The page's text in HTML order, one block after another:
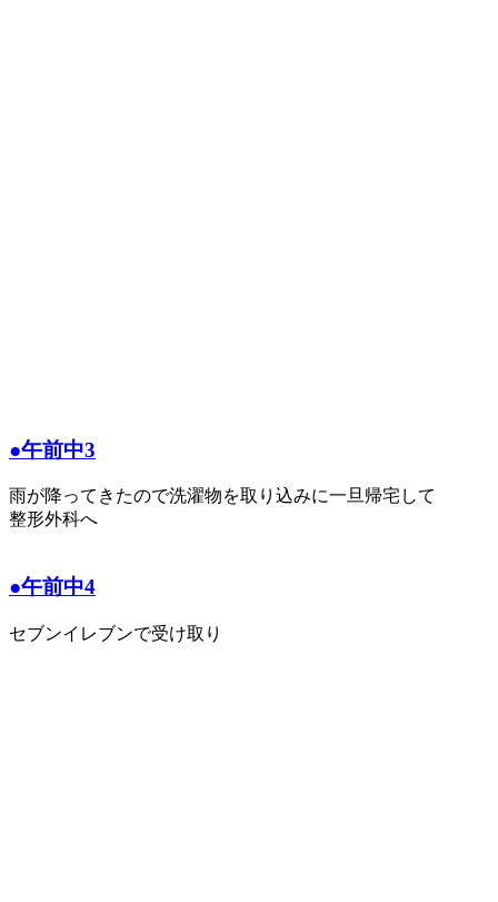
●午前中3
雨が降ってきたので洗濯物を取り込みに一旦帰宅して
整形外科へ
●午前中4
セブンイレブンで受け取り